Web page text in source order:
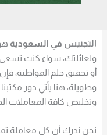
التجنيس في السعودية
ولعائلتك، سواء كنت تسعى
أو تحقيق حلم المواطنة،
وطويلة، هنا يأتي دور
وتخليص كافة المعاملات
نحن ندرك أن كل معاملة